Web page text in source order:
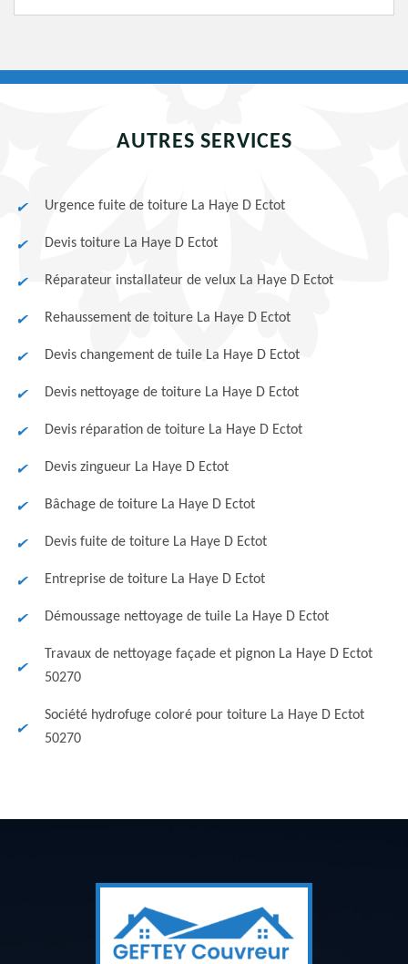
AUTRES SERVICES
Urgence fuite de toiture La Haye D Ectot
Devis toiture La Haye D Ectot
Réparateur installateur de velux La Haye D Ectot
Rehaussement de toiture La Haye D Ectot
Devis changement de tuile La Haye D Ectot
Devis nettoyage de toiture La Haye D Ectot
Devis réparation de toiture La Haye D Ectot
Devis zingueur La Haye D Ectot
Bâchage de toiture La Haye D Ectot
Devis fuite de toiture La Haye D Ectot
Entreprise de toiture La Haye D Ectot
Démoussage nettoyage de tuile La Haye D Ectot
Travaux de nettoyage façade et pignon La Haye D Ectot
50270
Société hydrofuge coloré pour toiture La Haye D Ectot
50270